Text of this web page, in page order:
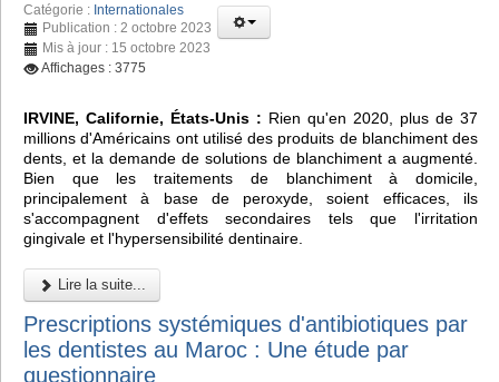
Catégorie : Internationales
Publication : 2 octobre 2023
Mis à jour : 15 octobre 2023
Affichages : 3775
IRVINE, Californie, États-Unis : Rien qu'en 2020, plus de 37
millions d'Américains ont utilisé des produits de blanchiment des
dents, et la demande de solutions de blanchiment a augmenté.
Bien que les traitements de blanchiment à domicile,
principalement à base de peroxyde, soient efficaces, ils
s'accompagnent d'effets secondaires tels que l'irritation
gingivale et l'hypersensibilité dentinaire.
Lire la suite...
Prescriptions systémiques d'antibiotiques par
les dentistes au Maroc : Une étude par
questionnaire